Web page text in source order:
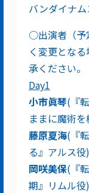
バンダイナ
○出演者（
く変更とな
承ください。
Day1
小市眞琴(『
ままに魔術
藤原夏海(『
る』アルス役)
岡咲美保(『
期』リムル役)